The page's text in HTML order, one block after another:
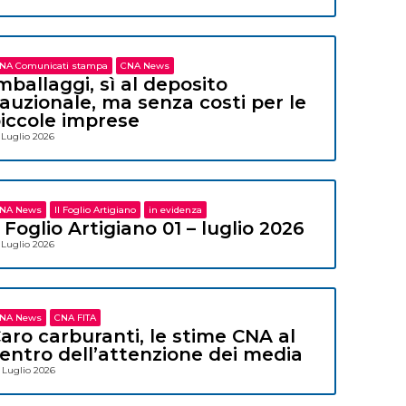
Comunicati stampa CNA News
sì al deposito
ma senza costi per le
imprese
Luglio 2026
News Il Foglio Artigiano in evidenza
Foglio Artigiano 01 – luglio 2026
Luglio 2026
News CNA FITA
carburanti, le stime CNA al
dell’attenzione dei media
Luglio 2026